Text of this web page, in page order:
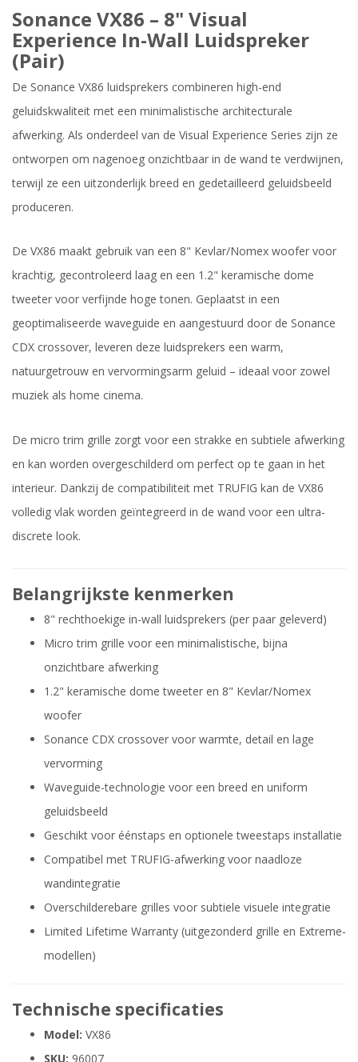
Sonance VX86 – 8" Visual
Experience In-Wall Luidspreker
(Pair)
De Sonance VX86 luidsprekers combineren high-end
geluidskwaliteit met een minimalistische architecturale
afwerking. Als onderdeel van de Visual Experience Series zijn ze
ontworpen om nagenoeg onzichtbaar in de wand te verdwijnen,
terwijl ze een uitzonderlijk breed en gedetailleerd geluidsbeeld
produceren.
De VX86 maakt gebruik van een 8" Kevlar/Nomex woofer voor
krachtig, gecontroleerd laag en een 1.2" keramische dome
tweeter voor verfijnde hoge tonen. Geplaatst in een
geoptimaliseerde waveguide en aangestuurd door de Sonance
CDX crossover, leveren deze luidsprekers een warm,
natuurgetrouw en vervormingsarm geluid – ideaal voor zowel
muziek als home cinema.
De micro trim grille zorgt voor een strakke en subtiele afwerking
en kan worden overgeschilderd om perfect op te gaan in het
interieur. Dankzij de compatibiliteit met TRUFIG kan de VX86
volledig vlak worden geïntegreerd in de wand voor een ultra-
discrete look.
Belangrijkste kenmerken
8" rechthoekige in-wall luidsprekers (per paar geleverd)
Micro trim grille voor een minimalistische, bijna
onzichtbare afwerking
1.2" keramische dome tweeter en 8" Kevlar/Nomex
woofer
Sonance CDX crossover voor warmte, detail en lage
vervorming
Waveguide-technologie voor een breed en uniform
geluidsbeeld
Geschikt voor éénstaps en optionele tweestaps installatie
Compatibel met TRUFIG-afwerking voor naadloze
wandintegratie
Overschilderebare grilles voor subtiele visuele integratie
Limited Lifetime Warranty (uitgezonderd grille en Extreme-
modellen)
Technische specificaties
Model: VX86
SKU: 96007